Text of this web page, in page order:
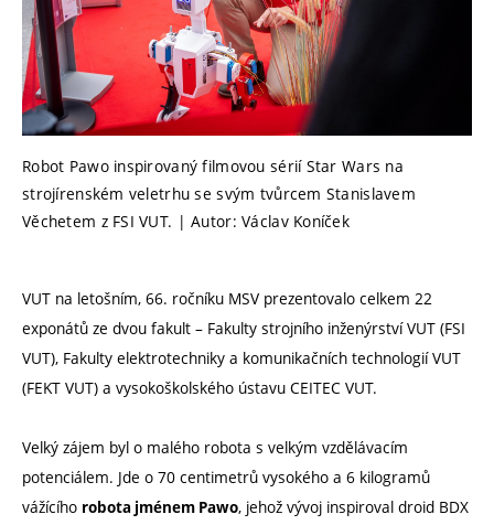
Robot Pawo inspirovaný filmovou sérií Star Wars na
strojírenském veletrhu se svým tvůrcem Stanislavem
Věchetem z FSI VUT. | Autor: Václav Koníček
VUT na letošním, 66. ročníku MSV prezentovalo celkem 22
exponátů ze dvou fakult – Fakulty strojního inženýrství VUT (FSI
VUT), Fakulty elektrotechniky a komunikačních technologií VUT
(FEKT VUT) a vysokoškolského ústavu CEITEC VUT.
Velký zájem byl o malého robota s velkým vzdělávacím
potenciálem. Jde o 70 centimetrů vysokého a 6 kilogramů
vážícího robota jménem Pawo, jehož vývoj inspiroval droid BDX